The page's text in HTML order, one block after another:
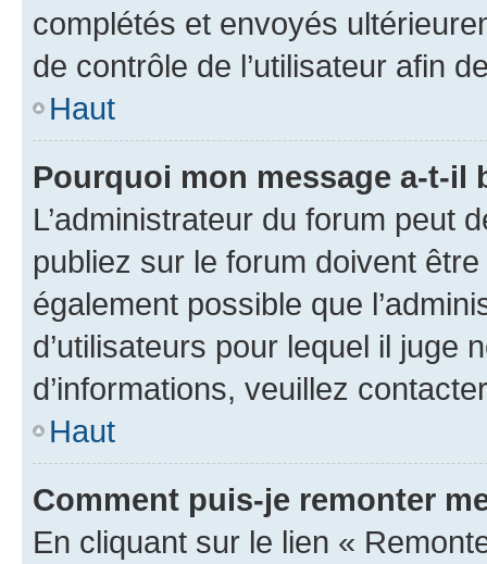
complétés et envoyés
de contrôle de l’utilisateur afin
Haut
Pourquoi mon message a-t-il
L’administrateur du forum peut
publiez sur le forum doivent
également possible que
d’utilisateurs pour lequel il juge
d’informations, veuillez
Haut
Comment puis-je remonter
En cliquant sur le lien «